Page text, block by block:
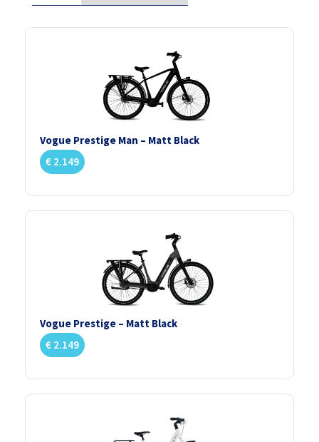
Vogue Prestige Man – Matt Black
€ 2.149
Vogue Prestige – Matt Black
€ 2.149